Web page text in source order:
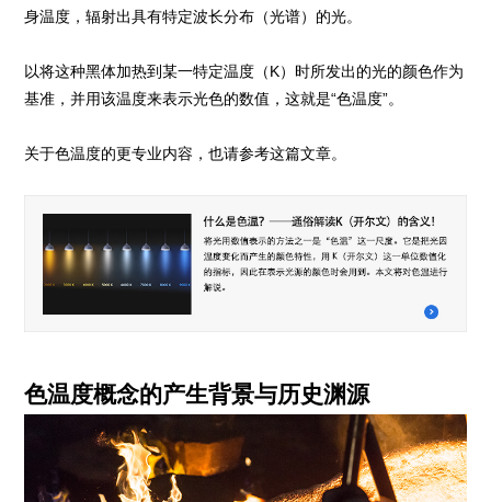
身温度，辐射出具有特定波长分布（光谱）的光。
以将这种黑体加热到某一特定温度（K）时所发出的光的颜色作为
基准，并用该温度来表示光色的数值，这就是“色温度”。
关于色温度的更专业内容，也请参考这篇文章。
色温度概念的产生背景与历史渊源